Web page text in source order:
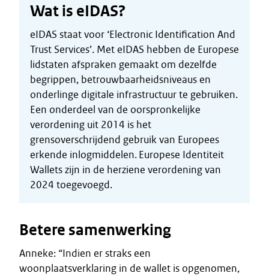
Wat is eIDAS?
eIDAS staat voor ‘Electronic Identification And
Trust Services’. Met eIDAS hebben de Europese
lidstaten afspraken gemaakt om dezelfde
begrippen, betrouwbaarheidsniveaus en
onderlinge digitale infrastructuur te gebruiken.
Een onderdeel van de oorspronkelijke
verordening uit 2014 is het
grensoverschrijdend gebruik van Europees
erkende inlogmiddelen. Europese Identiteit
Wallets zijn in de herziene verordening van
2024 toegevoegd.
Betere samenwerking
Anneke: “Indien er straks een
woonplaatsverklaring in de wallet is opgenomen,